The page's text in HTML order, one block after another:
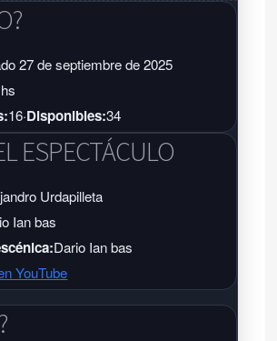
27 de septiembre de 2025
16·Disponibles:34
ESPECTÁCULO
Urdapilleta
Ian bas
Dario Ian bas
YouTube